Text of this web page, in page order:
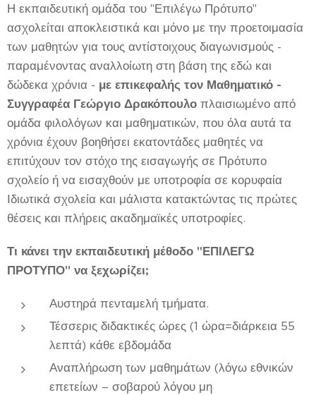
Η εκπαιδευτική ομάδα του "Επιλέγω Πρότυπο"
ασχολείται αποκλειστικά και μόνο με την προετοιμασία
των μαθητών για τους αντίστοιχους διαγωνισμούς -
παραμένοντας αναλλοίωτη στη βάση της εδώ και
δώδεκα χρόνια - με επικεφαλής τον Μαθηματικό -
Συγγραφέα Γεώργιο Δρακόπουλο πλαισιωμένο από
ομάδα φιλολόγων και μαθηματικών, που όλα αυτά τα
χρόνια έχουν βοηθήσει εκατοντάδες μαθητές να
επιτύχουν τον στόχο της εισαγωγής σε Πρότυπο
σχολείο ή να εισαχθούν με υποτροφία σε κορυφαία
Ιδιωτικά σχολεία και μάλιστα κατακτώντας τις πρώτες
θέσεις και πλήρεις ακαδημαϊκές υποτροφίες.
Τι κάνει την εκπαιδευτική μέθοδο "ΕΠΙΛΕΓΩ
ΠΡΟΤΥΠΟ" να ξεχωρίζει;
Αυστηρά πενταμελή τμήματα.
Τέσσερις διδακτικές ώρες (1 ώρα=διάρκεια 55
λεπτά) κάθε εβδομάδα
Αναπλήρωση των μαθημάτων (λόγω εθνικών
επετείων – σοβαρού λόγου μη